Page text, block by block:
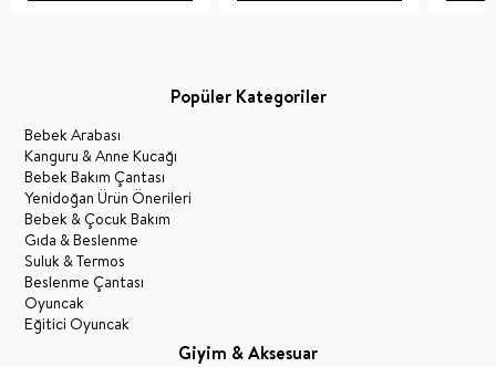
Popüler Kategoriler
Bebek Arabası
Kanguru & Anne Kucağı
Bebek Bakım Çantası
Yenidoğan Ürün Önerileri
Bebek & Çocuk Bakım
Gıda & Beslenme
Suluk & Termos
Beslenme Çantası
Oyuncak
Eğitici Oyuncak
Giyim & Aksesuar